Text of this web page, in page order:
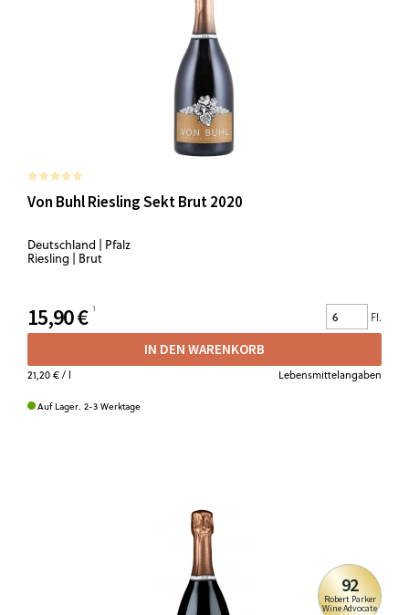
Von Buhl Riesling Sekt Brut 2020
Deutschland | Pfalz
Riesling | Brut
15,90 € Fl.
IN DEN WARENKORB
21,20 €/ l Lebensmittelangaben
Auf Lager. 2-3 Werktage
92
Robert Parker
Wine Advocate